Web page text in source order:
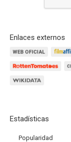
Enlaces externos
Estadísticas
Popularidad